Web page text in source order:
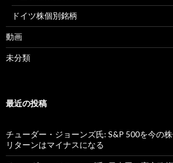
ドイツ株個別銘柄
動画
未分類
最近の投稿
チューダー・ジョーンズ氏: S&P 500を今の
リターンはマイナスになる